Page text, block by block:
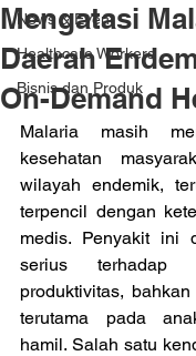
News & Event
Healthcare Workers
Bisnis dan Produk
Mengatasi
Daerah
On-Demand
Malaria masih
kesehatan
wilayah endemik,
terpencil dengan
medis. Penyakit ini
serius terhadap
produktivitas,
terutama pada
hamil. Salah satu